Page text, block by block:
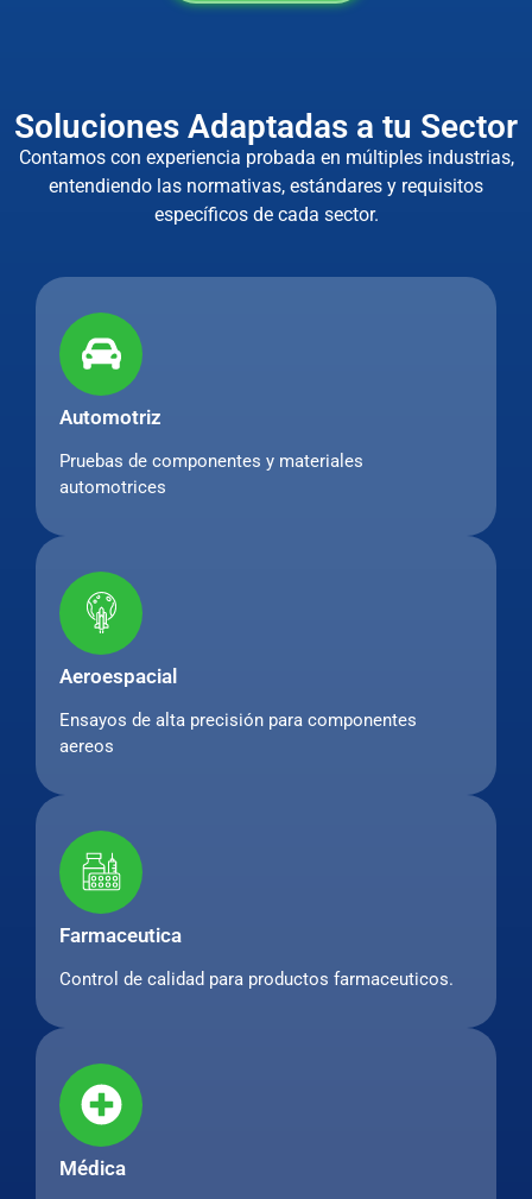
Soluciones Adaptadas a tu Sector
Contamos con experiencia probada en múltiples industrias,
entendiendo las normativas, estándares y requisitos
específicos de cada sector.
Automotriz
Pruebas de componentes y materiales
automotrices
Aeroespacial
Ensayos de alta precisión para componentes
aereos
Farmaceutica
Control de calidad para productos farmaceuticos.
Médica